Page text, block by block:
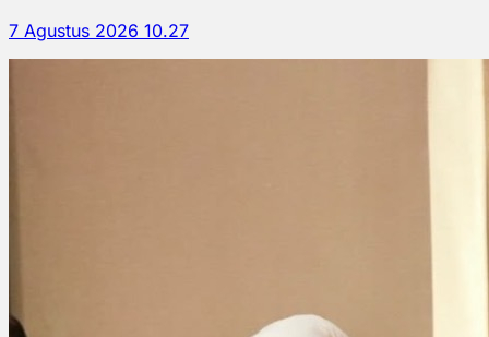
7 Agustus 2026 10.27